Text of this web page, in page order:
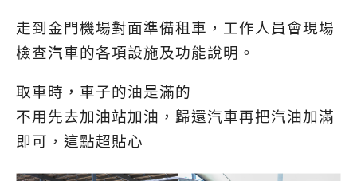
走到金門機場對面準備租車，工作人員會現場
檢查汽車的各項設施及功能說明。
取車時，車子的油是滿的
不用先去加油站加油， 歸還汽車再把汽油加滿
即可，這點超貼心